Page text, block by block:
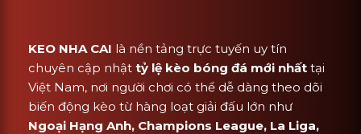
KEO NHA CAI là nền tảng trực tuyến uy tín
chuyên cập nhật tỷ lệ kèo bóng đá mới nhất tại
Việt Nam, nơi người chơi có thể dễ dàng theo dõi
biến động kèo từ hàng loạt giải đấu lớn như
Ngoại Hạng Anh, Champions League, La Liga,